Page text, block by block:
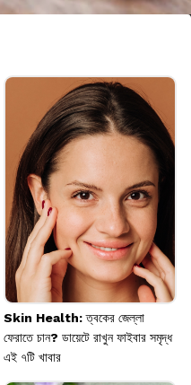
কমে। একই সঙ্গে এটি
রাখতেও সাহায্য করে।
Skin Health: ত্বকের জেল্লা
ফেরাতে চান? ডায়েটে রাখুন ফাইবার সমৃদ্ধ
এই ৭টি খাবার